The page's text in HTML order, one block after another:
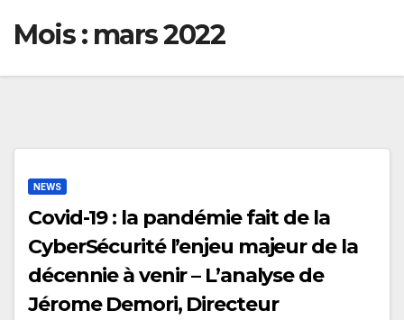
Mois : mars 2022
NEWS
Covid-19 : la pandémie fait de la
CyberSécurité l’enjeu majeur de la
décennie à venir – L’analyse de
Jérome Demori, Directeur